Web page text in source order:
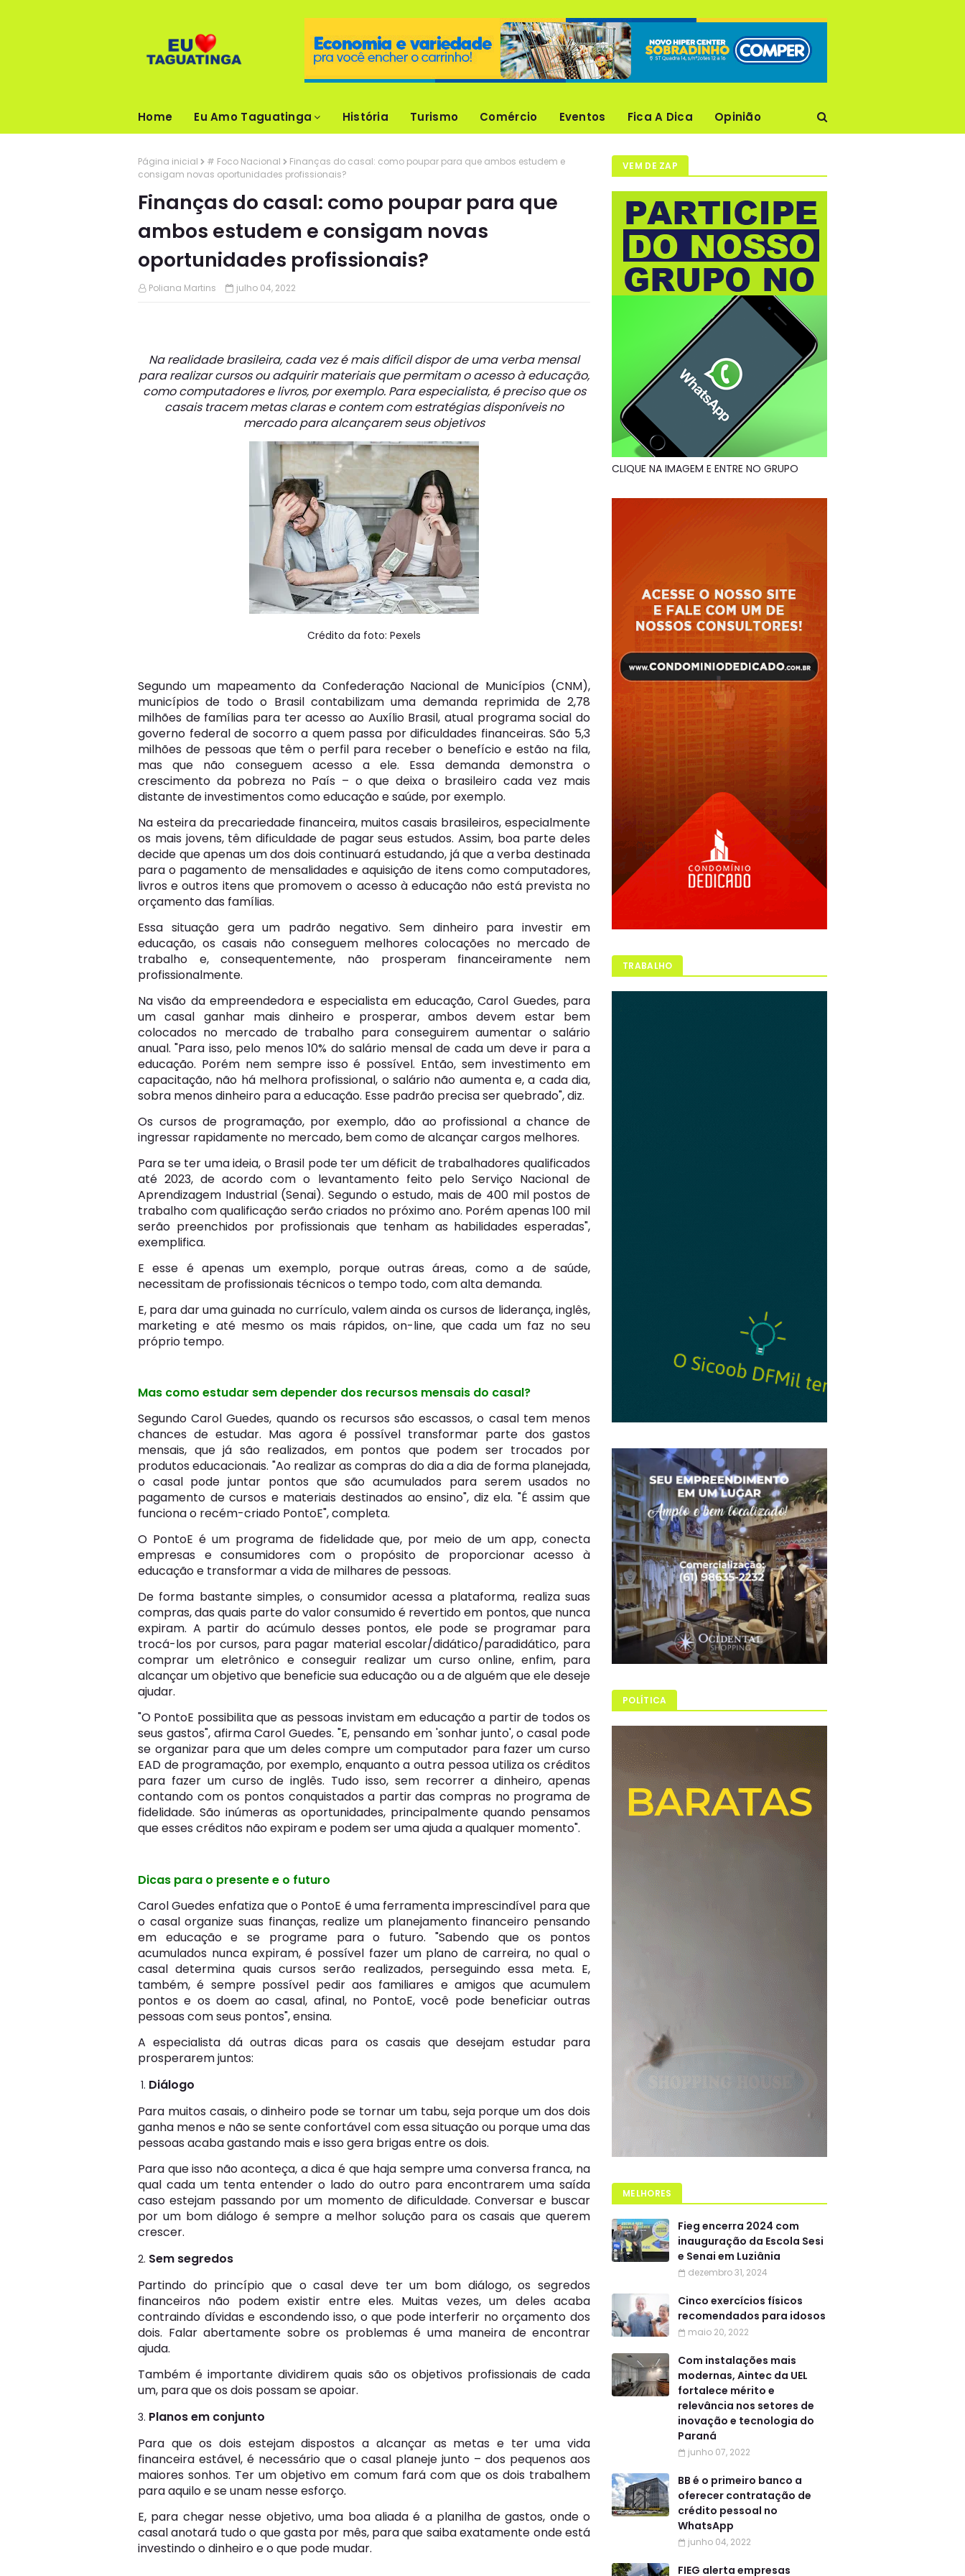
Home Eu Amo Taguatinga História Turismo Comércio Eventos Fica A Dica Opinião
Página inicial # Foco Nacional
Finanças do casal: como poupar para que ambos estudem e
consigam novas oportunidades profissionais?
Finanças do casal: como poupar para que
ambos estudem e consigam novas
oportunidades profissionais?
Poliana Martins julho 04, 2022
Na realidade brasileira, cada vez é mais difícil dispor de uma verba mensal
para realizar cursos ou adquirir materiais que permitam o acesso à educação,
como computadores e livros, por exemplo. Para especialista, é preciso que os
casais tracem metas claras e contem com estratégias disponíveis no
mercado para alcançarem seus objetivos
Crédito da foto: Pexels
Segundo um mapeamento da Confederação Nacional de Municípios (CNM),
municípios de todo o Brasil contabilizam uma demanda reprimida de 2,78
milhões de famílias para ter acesso ao Auxílio Brasil, atual programa social do
governo federal de socorro a quem passa por dificuldades financeiras. São 5,3
milhões de pessoas que têm o perfil para receber o benefício e estão na fila,
mas que não conseguem acesso a ele. Essa demanda demonstra o
crescimento da pobreza no País – o que deixa o brasileiro cada vez mais
distante de investimentos como educação e saúde, por exemplo.
Na esteira da precariedade financeira, muitos casais brasileiros, especialmente
os mais jovens, têm dificuldade de pagar seus estudos. Assim, boa parte deles
decide que apenas um dos dois continuará estudando, já que a verba destinada
para o pagamento de mensalidades e aquisição de itens como computadores,
livros e outros itens que promovem o acesso à educação não está prevista no
orçamento das famílias.
Essa situação gera um padrão negativo. Sem dinheiro para investir em
educação, os casais não conseguem melhores colocações no mercado de
trabalho e, consequentemente, não prosperam financeiramente nem
profissionalmente.
Na visão da empreendedora e especialista em educação, Carol Guedes, para
um casal ganhar mais dinheiro e prosperar, ambos devem estar bem
colocados no mercado de trabalho para conseguirem aumentar o salário
anual. "Para isso, pelo menos 10% do salário mensal de cada um deve ir para a
educação. Porém nem sempre isso é possível. Então, sem investimento em
capacitação, não há melhora profissional, o salário não aumenta e, a cada dia,
sobra menos dinheiro para a educação. Esse padrão precisa ser quebrado", diz.
Os cursos de programação, por exemplo, dão ao profissional a chance de
ingressar rapidamente no mercado, bem como de alcançar cargos melhores.
Para se ter uma ideia, o Brasil pode ter um déficit de trabalhadores qualificados
até 2023, de acordo com o levantamento feito pelo Serviço Nacional de
Aprendizagem Industrial (Senai). Segundo o estudo, mais de 400 mil postos de
trabalho com qualificação serão criados no próximo ano. Porém apenas 100 mil
serão preenchidos por profissionais que tenham as habilidades esperadas",
exemplifica.
E esse é apenas um exemplo, porque outras áreas, como a de saúde,
necessitam de profissionais técnicos o tempo todo, com alta demanda.
E, para dar uma guinada no currículo, valem ainda os cursos de liderança, inglês,
marketing e até mesmo os mais rápidos, on-line, que cada um faz no seu
próprio tempo.
Mas como estudar sem depender dos recursos mensais do casal?
Segundo Carol Guedes, quando os recursos são escassos, o casal tem menos
chances de estudar. Mas agora é possível transformar parte dos gastos
mensais, que já são realizados, em pontos que podem ser trocados por
produtos educacionais. "Ao realizar as compras do dia a dia de forma planejada,
o casal pode juntar pontos que são acumulados para serem usados no
pagamento de cursos e materiais destinados ao ensino", diz ela. "É assim que
funciona o recém-criado PontoE", completa.
O PontoE é um programa de fidelidade que, por meio de um app, conecta
empresas e consumidores com o propósito de proporcionar acesso à
educação e transformar a vida de milhares de pessoas.
De forma bastante simples, o consumidor acessa a plataforma, realiza suas
compras, das quais parte do valor consumido é revertido em pontos, que nunca
expiram. A partir do acúmulo desses pontos, ele pode se programar para
trocá-los por cursos, para pagar material escolar/didático/paradidático, para
comprar um eletrônico e conseguir realizar um curso online, enfim, para
alcançar um objetivo que beneficie sua educação ou a de alguém que ele deseje
ajudar.
"O PontoE possibilita que as pessoas invistam em educação a partir de todos os
seus gastos", afirma Carol Guedes. "E, pensando em 'sonhar junto', o casal pode
se organizar para que um deles compre um computador para fazer um curso
EAD de programação, por exemplo, enquanto a outra pessoa utiliza os créditos
para fazer um curso de inglês. Tudo isso, sem recorrer a dinheiro, apenas
contando com os pontos conquistados a partir das compras no programa de
fidelidade. São inúmeras as oportunidades, principalmente quando pensamos
que esses créditos não expiram e podem ser uma ajuda a qualquer momento".
Dicas para o presente e o futuro
Carol Guedes enfatiza que o PontoE é uma ferramenta imprescindível para que
o casal organize suas finanças, realize um planejamento financeiro pensando
em educação e se programe para o futuro. "Sabendo que os pontos
acumulados nunca expiram, é possível fazer um plano de carreira, no qual o
casal determina quais cursos serão realizados, perseguindo essa meta. E,
também, é sempre possível pedir aos familiares e amigos que acumulem
pontos e os doem ao casal, afinal, no PontoE, você pode beneficiar outras
pessoas com seus pontos", ensina.
A especialista dá outras dicas para os casais que desejam estudar para
prosperarem juntos:
Diálogo
Para muitos casais, o dinheiro pode se tornar um tabu, seja porque um dos dois
ganha menos e não se sente confortável com essa situação ou porque uma das
pessoas acaba gastando mais e isso gera brigas entre os dois.
Para que isso não aconteça, a dica é que haja sempre uma conversa franca, na
qual cada um tenta entender o lado do outro para encontrarem uma saída
caso estejam passando por um momento de dificuldade. Conversar e buscar
por um bom diálogo é sempre a melhor solução para os casais que querem
crescer.
Sem segredos
Partindo do princípio que o casal deve ter um bom diálogo, os segredos
financeiros não podem existir entre eles. Muitas vezes, um deles acaba
contraindo dívidas e escondendo isso, o que pode interferir no orçamento dos
dois. Falar abertamente sobre os problemas é uma maneira de encontrar
ajuda.
Também é importante dividirem quais são os objetivos profissionais de cada
um, para que os dois possam se apoiar.
Planos em conjunto
Para que os dois estejam dispostos a alcançar as metas e ter uma vida
financeira estável, é necessário que o casal planeje junto – dos pequenos aos
maiores sonhos. Ter um objetivo em comum fará com que os dois trabalhem
para aquilo e se unam nesse esforço.
E, para chegar nesse objetivo, uma boa aliada é a planilha de gastos, onde o
casal anotará tudo o que gasta por mês, para que saiba exatamente onde está
investindo o dinheiro e o que pode mudar.
VEM DE ZAP
CLIQUE NA IMAGEM E ENTRE NO GRUPO
TRABALHO
POLÍTICA
MELHORES
Fieg encerra 2024 com
inauguração da Escola Sesi
e Senai em Luziânia
dezembro 31, 2024
Cinco exercícios físicos
recomendados para idosos
maio 20, 2022
Com instalações mais
modernas, Aintec da UEL
fortalece mérito e
relevância nos setores de
inovação e tecnologia do
Paraná
junho 07, 2022
BB é o primeiro banco a
oferecer contratação de
crédito pessoal no
WhatsApp
junho 04, 2022
FIEG alerta empresas